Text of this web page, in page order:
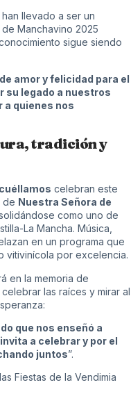
llevado a ser un
Manchavino 2025
sigue siendo
amor y felicidad para el
su legado a nuestros
a quienes nos
tradición y
celebran este
de Nuestra Señora de
como uno de
La Mancha. Música,
en un programa que
vitivinícola por excelencia.
en la memoria de
las raíces y mirar al
que nos enseñó a
a celebrar y por el
juntos”.
Fiestas de la Vendimia